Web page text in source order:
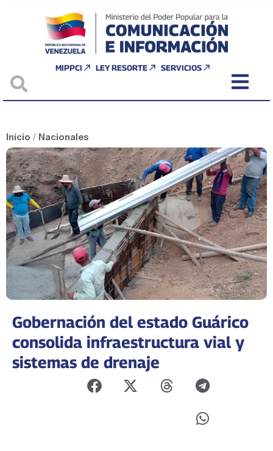
MIPPCI LEY RESORTE SERVICIOS
Inicio / Nacionales
Gobernación del estado Guárico
consolida infraestructura vial y
sistemas de drenaje